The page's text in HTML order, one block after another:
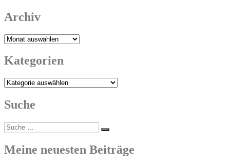
Archiv
Archiv
Kategorien
Kategorien
Suche
Suche
nach:
Suchen
Meine neuesten Beiträge